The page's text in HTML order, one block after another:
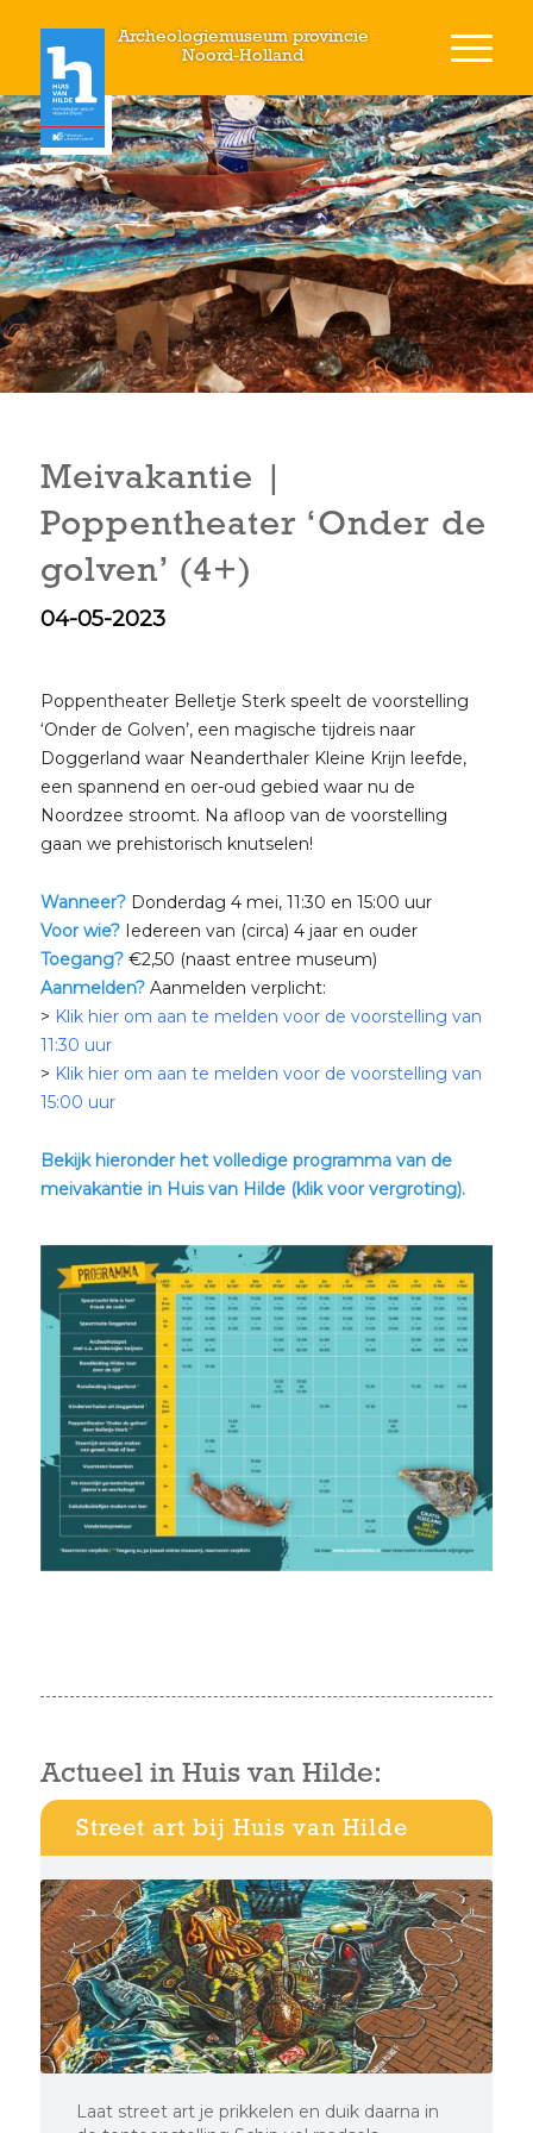
Archeologiemuseum provincie
Noord-Holland
Meivakantie |
Poppentheater ‘Onder de
golven’ (4+)
04-05-2023
Poppentheater Belletje Sterk speelt de voorstelling
‘Onder de Golven’, een magische tijdreis naar
Doggerland waar Neanderthaler Kleine Krijn leefde,
een spannend en oer-oud gebied waar nu de
Noordzee stroomt. Na afloop van de voorstelling
gaan we prehistorisch knutselen!
Wanneer?Donderdag 4 mei, 11:30 en 15:00 uur
Voor wie? Iedereen van (circa) 4 jaar en ouder
Toegang?€2,50 (naast entree museum)
Aanmelden?Aanmelden verplicht:
> Klik hier om aan te melden voor de voorstelling van
11:30 uur
> Klik hier om aan te melden voor de voorstelling van
15:00 uur
Bekijk hieronder het volledige programma van de
meivakantie in Huis van Hilde (klik voor vergroting).
Actueel in Huis van Hilde:
Street art bij Huis van Hilde
Laat street art je prikkelen en duik daarna in